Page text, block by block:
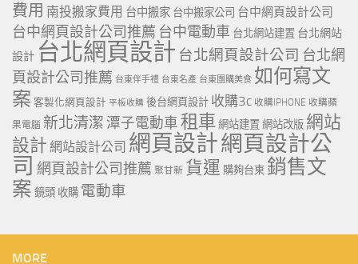
費用 南投搬家費用 台中搬家 台中搬家公司 台中網頁設計公司
台中網頁設計公司推薦 台中電動車 台北網站建置 台北網站
設計 台北網頁設計 台北網頁設計公司 台北網
頁設計公司推薦 台東伴手禮 台東名產 台東團購美食 如何寫文
案 客製化網頁設計 平板收購 後台網頁設計 收購3c 收購IPHONE 收購蘋
果電腦 新北清潔 潭子電動車租車 網站建置 網站改版 網站
設計 網站設計公司 網頁設計網頁設計公
司 網頁設計公司推薦 聚甘新 貨運 購夠台東 銷售文
案 鏡頭 收購 電動車
MORE